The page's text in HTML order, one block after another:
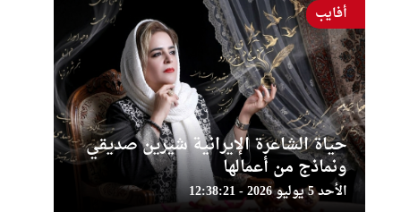
حياة الشاعرة الإيرانية شيرين صديقي
ونماذج من أعمالها
الأحد 5 يوليو 2026 - 12:38:21
أفايب